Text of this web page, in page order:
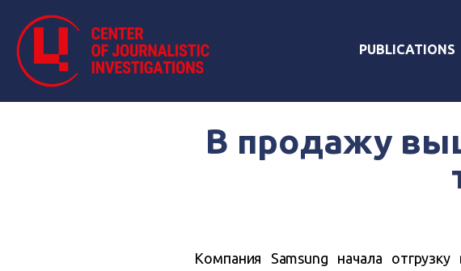
PUBLICATIONS
В продажу
Компания Samsung начала